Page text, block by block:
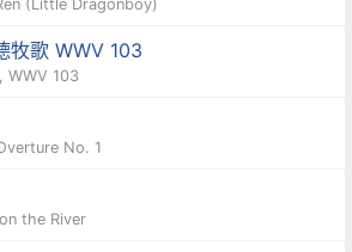
(Little Dragonboy)
牧歌 WWV 103
WWV 103
No. 1
the River